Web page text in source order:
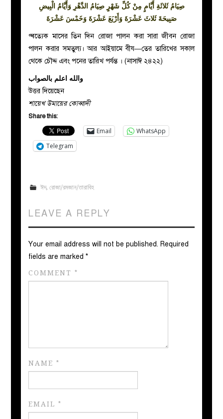
صِيَامُ ثَلاثَةِ أَيَّامٍ مِنْ كُلِّ شَهْرٍ صِيَامُ الدَّهْرِ وَأَيَّامُ الْبِيضِ
صَبِيحَةَ ثَلاثَ عَشْرَةَ وَأَرْبَعَ عَشْرَةَ وَخَمْسَ عَشْرَةَ
প্ৰত্যেক মাসের তিন দিন রোজা পালন করা সারা জীবন রোজা
পালন করার সমতুল্য। আর আইয়ামে বীয—তের তারিখের সকাল
থেকে চৌদ্দ এবং পনের তারিখ পর্যন্ত । (নাসাঈ ২৪২২)
والله اعلم بالصواب
উত্তর দিয়েছেন
শায়েখ উমায়ের কোব্বাদী
Share this:
Email
WhatsApp
Telegram
ঈদ, রোজা/রমজান/তারাবিহ
LEAVE A REPLY
Your email address will not be published. Required
fields are marked*
COMMENT*
NAME*
EMAIL*